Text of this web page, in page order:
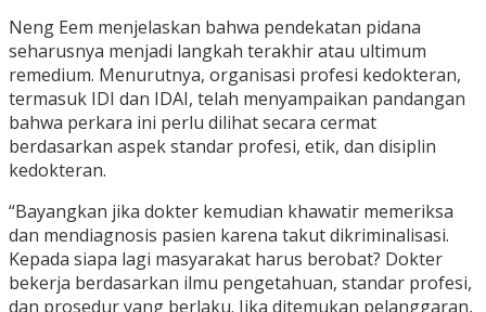
Neng Eem menjelaskan bahwa pendekatan pidana
seharusnya menjadi langkah terakhir atau ultimum
remedium. Menurutnya, organisasi profesi kedokteran,
termasuk IDI dan IDAI, telah menyampaikan pandangan
bahwa perkara ini perlu dilihat secara cermat
berdasarkan aspek standar profesi, etik, dan disiplin
kedokteran.
“Bayangkan jika dokter kemudian khawatir memeriksa
dan mendiagnosis pasien karena takut dikriminalisasi.
Kepada siapa lagi masyarakat harus berobat? Dokter
bekerja berdasarkan ilmu pengetahuan, standar profesi,
dan prosedur yang berlaku. Jika ditemukan pelanggaran,